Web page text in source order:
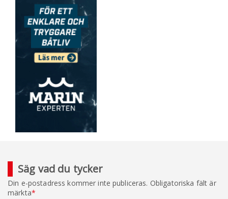
Säg vad du tycker
Din e-postadress kommer inte publiceras. Obligatoriska fält är
märkta*